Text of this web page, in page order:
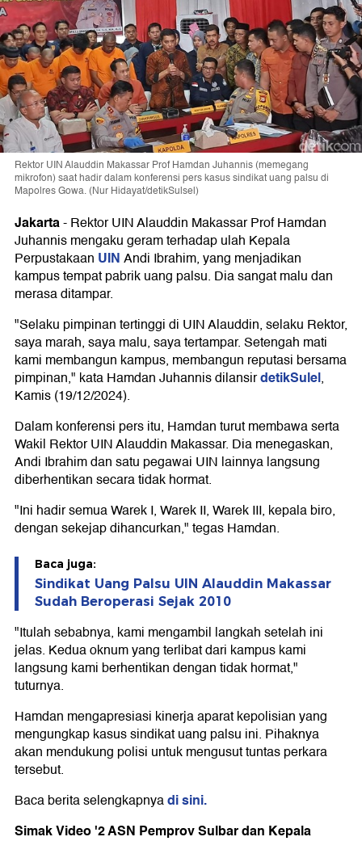
Rektor UIN Alauddin Makassar Prof Hamdan Juhannis (memegang
mikrofon) saat hadir dalam konferensi pers kasus sindikat uang palsu di
Mapolres Gowa. (Nur Hidayat/detikSulsel)
Jakarta-Rektor UIN Alauddin Makassar Prof Hamdan
Juhannis mengaku geram terhadap ulah Kepala
Perpustakaan UINAndi Ibrahim, yang menjadikan
kampus tempat pabrik uang palsu. Dia sangat malu dan
merasa ditampar.
"Selaku pimpinan tertinggi di UIN Alauddin, selaku Rektor,
saya marah, saya malu, saya tertampar. Setengah mati
kami membangun kampus, membangun reputasi bersama
pimpinan," kata Hamdan Juhannis dilansirdetikSulel,
Kamis (19/12/2024).
Dalam konferensi pers itu, Hamdan turut membawa serta
Wakil Rektor UIN Alauddin Makassar. Dia menegaskan,
Andi Ibrahim dan satu pegawai UIN lainnya langsung
diberhentikan secara tidak hormat.
"Ini hadir semua Warek I, Warek II, Warek III, kepala biro,
dengan sekejap dihancurkan," tegas Hamdan.
Baca juga:
Sindikat Uang Palsu UIN Alauddin Makassar
Sudah Beroperasi Sejak 2010
"Itulah sebabnya, kami mengambil langkah setelah ini
jelas. Kedua oknum yang terlibat dari kampus kami
langsung kami berhentikan dengan tidak hormat,"
tuturnya.
Hamdan mengapresiasi kinerja aparat kepolisian yang
mengungkap kasus sindikat uang palsu ini. Pihaknya
akan mendukung polisi untuk mengusut tuntas perkara
tersebut.
Baca berita selengkapnyadi sini.
Simak Video '2 ASN Pemprov Sulbar dan Kepala